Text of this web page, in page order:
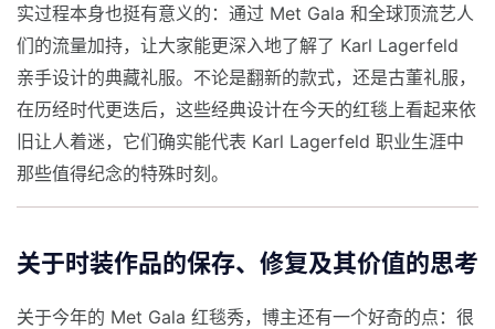
实过程本身也挺有意义的：通过 Met Gala 和全球顶流艺人
们的流量加持，让大家能更深入地了解了 Karl Lagerfeld
亲手设计的典藏礼服。不论是翻新的款式，还是古董礼服，
在历经时代更迭后，这些经典设计在今天的红毯上看起来依
旧让人着迷，它们确实能代表 Karl Lagerfeld 职业生涯中
那些值得纪念的特殊时刻。
关于时装作品的保存、修复及其价值的思考
关于今年的 Met Gala 红毯秀，博主还有一个好奇的点：很